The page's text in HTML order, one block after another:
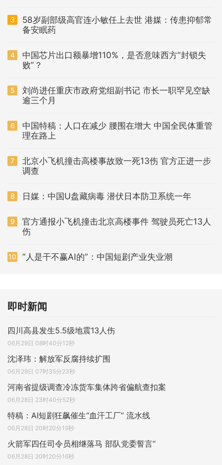
3
58岁副部级高官连小敏任上去世 港媒：传患抑郁常
备安眠药
4
中国芯片出口额暴增110%，是否意味西方“封锁失
败”？
5
刘尚进任重庆市政府党组副书记 市长一职罕见空缺
逾三个月
6
中国特稿：人口在减少 腰围在增大 中国全民体重管
理在路上
7
北京小飞机撞击高楼事故致一死13伤 官方正进一步
调查
8 日媒：中国U盘藏病毒 潜伏日本防卫系统一年
9
官方通报小飞机撞击北京高楼事件 驾驶员死亡13人
伤
10 “人是干不赢AI的”：中国短剧产业失业潮
即时新闻
四川高县发生5.5级地震13人伤
06月29日 08时40分12秒
沈泽玮：解放军反腐持续扩围
06月29日 07时35分23秒
河南省提级调查冷冻货车集体跨省偏航查扣案
06月28日 23时40分52秒
特稿：AI短剧狂飙催生“血汗工厂” 流水线
06月28日 20时20分19秒
火箭军四任司令员相继落马 部队党委誓言“
06月28日 20时20分16秒